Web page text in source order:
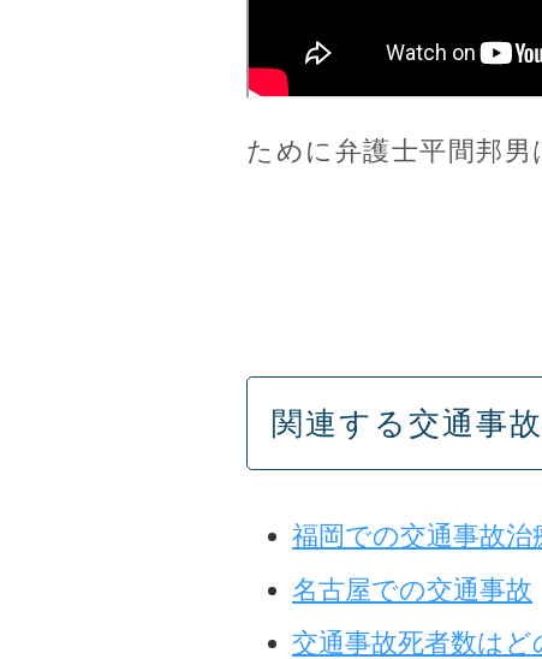
ために弁護士平間邦男
関連する交通事
福岡での交通事故治
名古屋での交通事故
交通事故死者数は